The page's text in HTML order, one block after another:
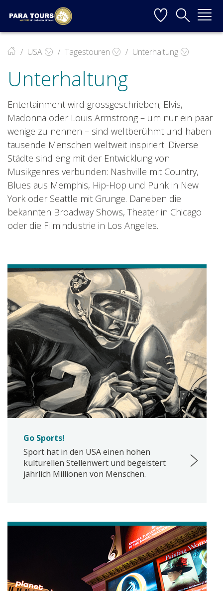
Startseite
Weiter zur Hauptnavigation
Weiter zum Inhalt
Weiter zur Kontaktseite
▼
USA Tagestouren Unterhaltung
Unterhaltung
Entertainment wird grossgeschrieben; Elvis,
Madonna oder Louis Armstrong – um nur ein paar
wenige zu nennen – sind weltberühmt und haben
tausende Menschen weltweit inspiriert. Diverse
Städte sind eng mit der Entwicklung von
Musikgenres verbunden: Nashville mit Country,
Blues aus Memphis, Hip-Hop und Punk in New
York oder Seattle mit Grunge. Daneben die
bekannten Broadway Shows, Theater in Chicago
oder die Filmindustrie in Los Angeles.
Go Sports!
Sport hat in den USA einen hohen
kulturellen Stellenwert und begeistert
jährlich Millionen von Menschen.